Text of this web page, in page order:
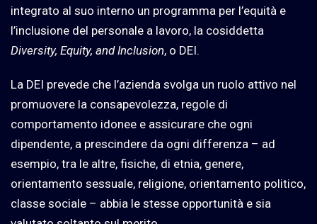
integrato al suo interno un programma per l’equità e
l’inclusione del personale a lavoro, la cosiddetta
Diversity, Equity, and Inclusion, o DEI.
La DEI prevede che l’azienda svolga un ruolo attivo nel
promuovere la consapevolezza, regole di
comportamento idonee e assicurare che ogni
dipendente, a prescindere da ogni differenza – ad
esempio, tra le altre, fisiche, di etnia, genere,
orientamento sessuale, religione, orientamento politico,
classe sociale – abbia le stesse opportunità e sia